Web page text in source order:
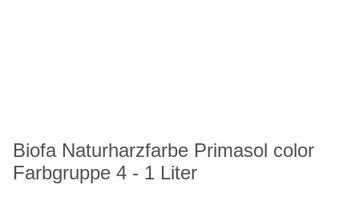
Biofa Naturharzfarbe Primasol color
Farbgruppe 4 - 1 Liter